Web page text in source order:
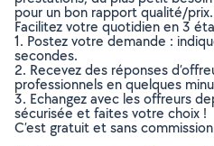
pour un bon rapport qualité/prix.
Facilitez votre quotidien en 3
1. Postez votre demande :
secondes.
2. Recevez des réponses
professionnels en quelques
3. Echangez avec les offreurs
sécurisée et faites votre choix !
C’est gratuit et sans